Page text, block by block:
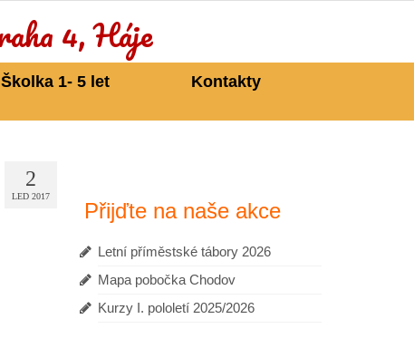
Školka 1- 5 let Kontakty
2
LED 2017
Přijďte na naše akce
Letní příměstské tábory 2026
Mapa pobočka Chodov
Kurzy I. pololetí 2025/2026